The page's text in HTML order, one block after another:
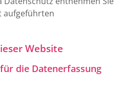
aufgeführten
Website
die Datenerfassung